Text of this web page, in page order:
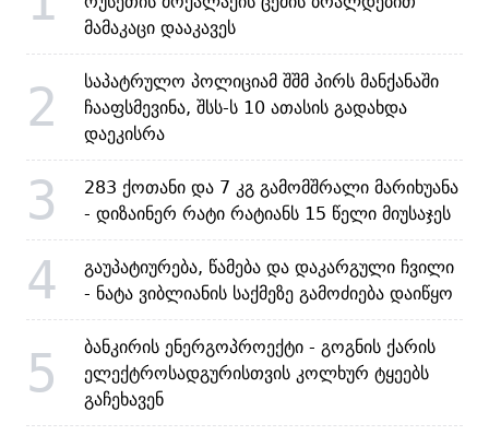
მამაკაცი დააკავეს
2
საპატრულო პოლიციამ შშმ პირს მანქანაში
ჩააფსმევინა, შსს-ს 10 ათასის გადახდა
დაეკისრა
3
283 ქოთანი და 7 კგ გამომშრალი მარიხუანა
- დიზაინერ რატი რატიანს 15 წელი მიუსაჯეს
4
გაუპატიურება, წამება და დაკარგული ჩვილი
- ნატა ვიბლიანის საქმეზე გამოძიება დაიწყო
5
ბანკირის ენერგოპროექტი - გოგნის ქარის
ელექტროსადგურისთვის კოლხურ ტყეებს
გაჩეხავენ